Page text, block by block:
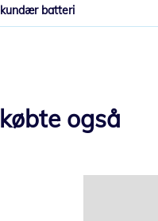
batteri
også